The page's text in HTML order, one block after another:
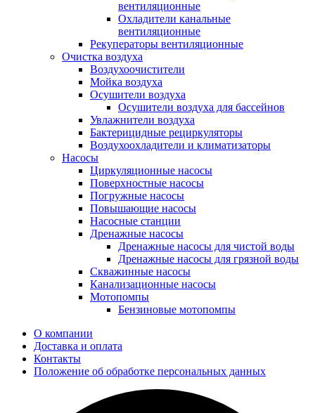
вентиляционные
Охладители канальные
вентиляционные
Рекуператоры вентиляционные
Очистка воздуха
Воздухоочистители
Мойка воздуха
Осушители воздуха
Осушители воздуха для бассейнов
Увлажнители воздуха
Бактерицидные рециркуляторы
Воздухоохладители и климатизаторы
Насосы
Циркуляционные насосы
Поверхностные насосы
Погружные насосы
Повышающие насосы
Насосные станции
Дренажные насосы
Дренажные насосы для чистой воды
Дренажные насосы для грязной воды
Скважинные насосы
Канализационные насосы
Мотопомпы
Бензиновые мотопомпы
О компании
Доставка и оплата
Контакты
Положение об обработке персональных данных